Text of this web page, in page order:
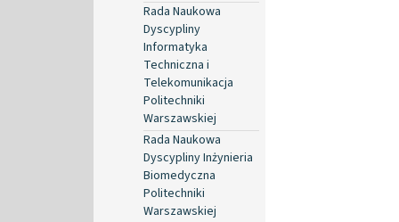
Rada Naukowa
Dyscypliny
Informatyka
Techniczna i
Telekomunikacja
Politechniki
Warszawskiej
Rada Naukowa
Dyscypliny Inżynieria
Biomedyczna
Politechniki
Warszawskiej